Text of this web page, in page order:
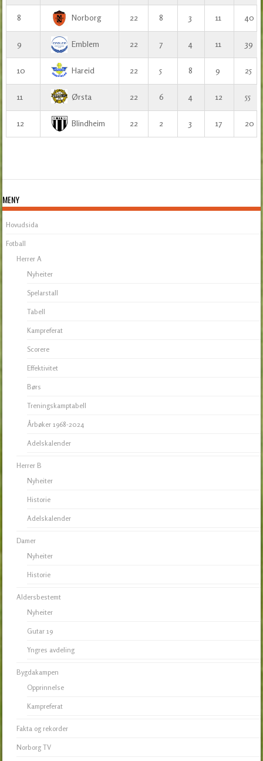
8 Norborg 22 8 3 11 40
9 Emblem 22 7 4 11 39
10 Hareid 22 5 8 9 25
11 Ørsta 22 6 4 12 55
12 Blindheim 22 2 3 17 20
MENY
Hovudsida
Fotball
Herrer A
Nyheiter
Spelarstall
Tabell
Kampreferat
Scorere
Effektivitet
Børs
Treningskamptabell
Årbøker 1968-2024
Adelskalender
Herrer B
Nyheiter
Historie
Adelskalender
Damer
Nyheiter
Historie
Aldersbestemt
Nyheiter
Gutar 19
Yngres avdeling
Bygdakampen
Opprinnelse
Kampreferat
Fakta og rekorder
Norborg TV